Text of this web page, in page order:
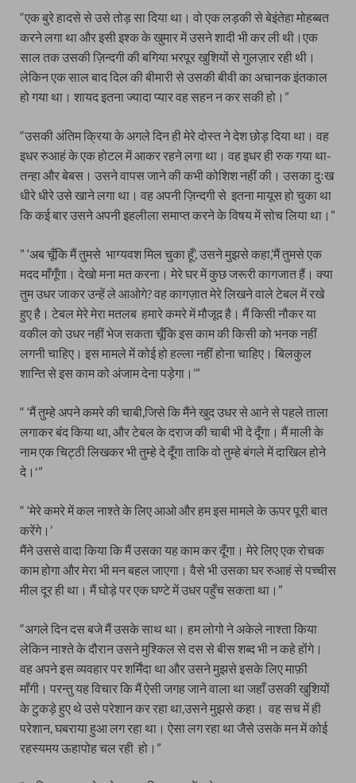
“एक बुरे हादसे से उसे तोड़ सा दिया था। वो एक लड़की से बेइंतेहा मोहब्बत
करने लगा था और इसी इश्क के खुमार में उसने शादी भी कर ली थी।एक
साल तक उसकी ज़िन्दगी की बगिया भरपूर खुशियों से गुलज़ार रही थी।
लेकिन एक साल बाद दिल की बीमारी से उसकी बीवी का अचानक इंतकाल
हो गया था। शायद इतना ज्यादा प्यार वह सहन न कर सकी हो।”
“उसकी अंतिम क्रिया के अगले दिन ही मेरे दोस्त ने देश छोड़ दिया था। वह
इधर रुआहं के एक होटल में आकर रहने लगा था। वह इधर ही रुक गया था-
तन्हा और बेबस। उसने वापस जाने की कभी कोशिश नहीं की। उसका दुःख
धीरे धीरे उसे खाने लगा था। वह अपनी ज़िन्दगी से इतना मायूस हो चुका था
कि कई बार उसने अपनी इहलीला समाप्त करने के विषय में सोच लिया था।”
” ‘अब चूँकि मैं तुमसे भाग्यवश मिल चुका हूँ’, उसने मुझसे कहा,’मैं तुमसे एक
मदद माँगूँगा। देखो मना मत करना। मेरे घर में कुछ जरूरी कागजात हैं। क्या
तुम उधर जाकर उन्हें ले आओगे? वह कागज़ात मेरे लिखने वाले टेबल में रखे
हुए है। टेबल मेरे मेरा मतलब हमारे कमरे में मौजूद है। मैं किसी नौकर या
वकील को उधर नहीं भेज सकता चूँकि इस काम की किसी को भनक नहीं
लगनी चाहिए। इस मामले में कोई हो हल्ला नहीं होना चाहिए। बिलकुल
शान्ति से इस काम को अंजाम देना पड़ेगा।’”
“ ‘मैं तुम्हे अपने कमरे की चाबी,जिसे कि मैंने खुद उधर से आने से पहले ताला
लगाकर बंद किया था, और टेबल के दराज की चाबी भी दे दूँगा। मैं माली के
नाम एक चिट्ठी लिखकर भी तुम्हे दे दूँगा ताकि वो तुम्हे बंगले में दाखिल होने
दे।'”
“ ‘मेरे कमरे में कल नाश्ते के लिए आओ और हम इस मामले के ऊपर पूरी बात
करेंगे।’
मैंने उससे वादा किया कि मैं उसका यह काम कर दूँगा। मेरे लिए एक रोचक
काम होगा और मेरा भी मन बहल जाएगा। वैसे भी उसका घर रुआहं से पच्चीस
मील दूर ही था। मैं घोड़े पर एक घण्टे में उधर पहुँच सकता था।”
“अगले दिन दस बजे मैं उसके साथ था। हम लोगो ने अकेले नाश्ता किया
लेकिन नाश्ते के दौरान उसने मुश्किल से दस से बीस शब्द भी न कहे होंगे।
वह अपने इस व्यवहार पर शर्मिंदा था और उसने मुझसे इसके लिए माफ़ी
माँगी। परन्तु यह विचार कि मैं ऐसी जगह जाने वाला था जहाँ उसकी खुशियों
के टुकड़े हुए थे उसे परेशान कर रहा था,उसने मुझसे कहा। वह सच में ही
परेशान, घबराया हुआ लग रहा था। ऐसा लग रहा था जैसे उसके मन में कोई
रहस्यमय ऊहापोह चल रही हो।”